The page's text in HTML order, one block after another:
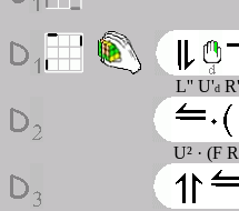
L'' U'd
U² · (F